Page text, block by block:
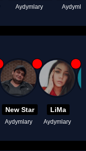
Aydymlary
New Star
Aydymlary
LiMa
Aydymlary